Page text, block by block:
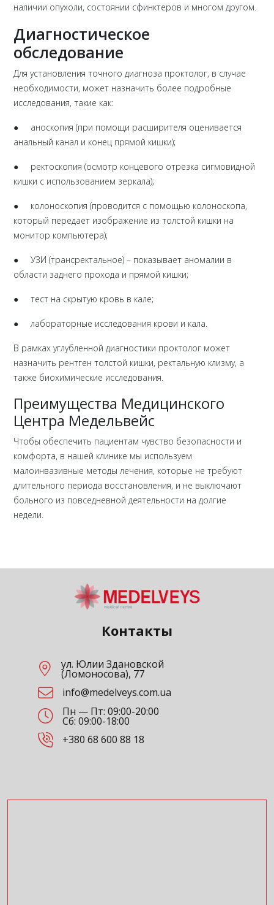
наличии опухоли, состоянии сфинктеров и многом другом.
Диагностическое
обследование
Для установления точного диагноза проктолог, в случае
необходимости, может назначить более подробные
исследования, такие как:
● аноскопия (при помощи расширителя оценивается
анальный канал и конец прямой кишки);
● ректоскопия (осмотр концевого отрезка сигмовидной
кишки с использованием зеркала);
● колоноскопия (проводится с помощью колоноскопа,
который передает изображение из толстой кишки на
монитор компьютера);
● УЗИ (трансректальное) – показывает аномалии в
области заднего прохода и прямой кишки;
● тест на скрытую кровь в кале;
● лабораторные исследования крови и кала.
В рамках углубленной диагностики проктолог может
назначить рентген толстой кишки, ректальную клизму, а
также биохимические исследования.
Преимущества Медицинского
Центра Медельвейс
Чтобы обеспечить пациентам чувство безопасности и
комфорта, в нашей клинике мы используем
малоинвазивные методы лечения, которые не требуют
длительного периода восстановления, и не выключают
больного из повседневной деятельности на долгие
недели.
Контакты
ул. Юлии Здановской
(Ломоносова), 77
info@medelveys.com.ua
Пн — Пт: 09:00-20:00
Сб: 09:00-18:00
+380 68 600 88 18